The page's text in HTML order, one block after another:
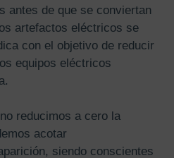
antes de que se conviertan
artefactos eléctricos se
con el objetivo de reducir
equipos eléctricos
reducimos a cero la
acotar
siendo conscientes